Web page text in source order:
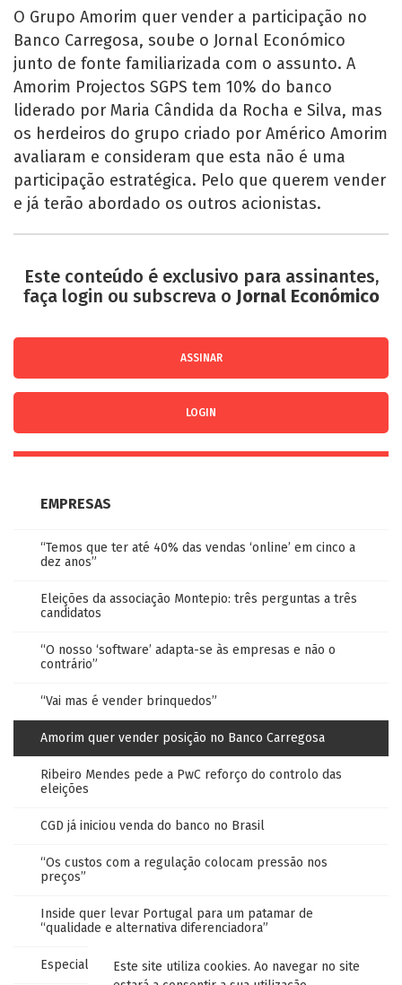
Este site utiliza cookies. Ao navegar no site
O Grupo Amorim quer vender a participação no
Banco Carregosa, soube o Jornal Económico
junto de fonte familiarizada com o assunto. A
Amorim Projectos SGPS tem 10% do banco
liderado por Maria Cândida da Rocha e Silva, mas
os herdeiros do grupo criado por Américo Amorim
avaliaram e consideram que esta não é uma
participação estratégica. Pelo que querem vender
e já terão abordado os outros acionistas.
Este conteúdo é exclusivo para assinantes,
faça login ou subscreva o Jornal Económico
ASSINAR
LOGIN
EMPRESAS
“Temos que ter até 40% das vendas ‘online’ em cinco a
dez anos”
Eleições da associação Montepio: três perguntas a três
candidatos
“O nosso ‘software’ adapta-se às empresas e não o
contrário”
“Vai mas é vender brinquedos”
Amorim quer vender posição no Banco Carregosa
Ribeiro Mendes pede a PwC reforço do controlo das
eleições
CGD já iniciou venda do banco no Brasil
“Os custos com a regulação colocam pressão nos
preços”
Inside quer levar Portugal para um patamar de
“qualidade e alternativa diferenciadora”
Especialistas discutem futuro da sociedade